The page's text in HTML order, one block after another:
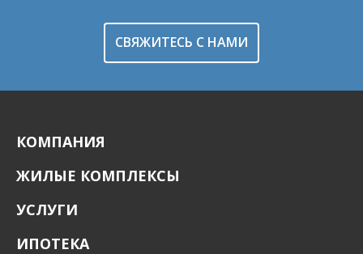
СВЯЖИТЕСЬ С НАМИ
КОМПАНИЯ
ЖИЛЫЕ КОМПЛЕКСЫ
УСЛУГИ
ИПОТЕКА